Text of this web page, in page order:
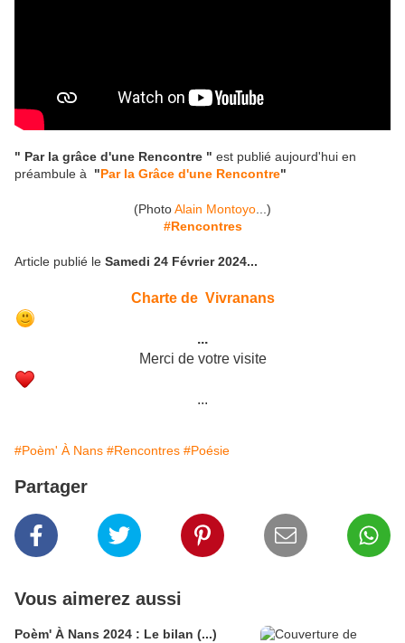
" Par la grâce d'une Rencontre " est publié aujourd'hui en
préambule à
"Par la Grâce d'une Rencontre"
(PhotoAlain Montoyo ...)
#Rencontres
Article publié le Samedi 24 Février 2024...
Charte de Vivranans
...
Merci de votre visite
...
#Poèm' À Nans #Rencontres #Poésie
Partager
Vous aimerez aussi
Poèm' À Nans 2024 : Le bilan (...)